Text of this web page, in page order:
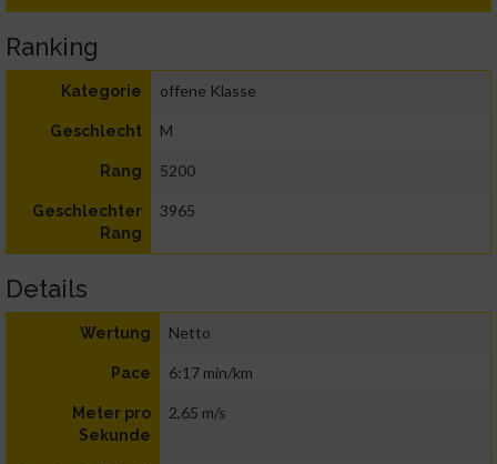
Ranking
Kategorie offene Klasse
Geschlecht M
Rang 5200
Geschlechter
Rang
3965
Details
Wertung Netto
Pace 6:17 min/km
Meter pro
Sekunde
2,65 m/s